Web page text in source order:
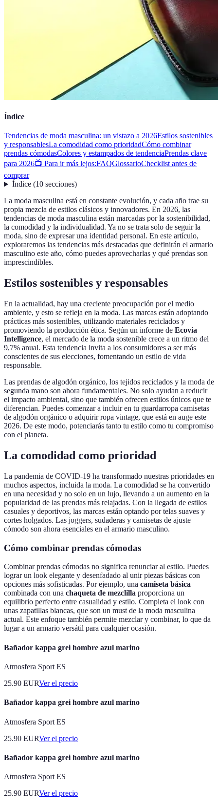
Índice
Tendencias de moda masculina: un vistazo a 2026Estilos sostenibles
y responsablesLa comodidad como prioridadCómo combinar
prendas cómodasColores y estampados de tendenciaPrendas clave
para 2026📺 Para ir más lejos:FAQGlossarioChecklist antes de
comprar
Índice(10 secciones)
La moda masculina está en constante evolución, y cada año trae su
propia mezcla de estilos clásicos y innovadores. En 2026, las
tendencias de moda masculina están marcadas por la sostenibilidad,
la comodidad y la individualidad. Ya no se trata solo de seguir la
moda, sino de expresar una identidad personal. En este artículo,
exploraremos las tendencias más destacadas que definirán el armario
masculino este año, cómo puedes aprovecharlas y qué prendas son
imprescindibles.
Estilos sostenibles y responsables
En la actualidad, hay una creciente preocupación por el medio
ambiente, y esto se refleja en la moda. Las marcas están adoptando
prácticas más sostenibles, utilizando materiales reciclados y
promoviendo la producción ética. Según un informe de Ecovia
Intelligence, el mercado de la moda sostenible crece a un ritmo del
9,7% anual. Esta tendencia invita a los consumidores a ser más
conscientes de sus elecciones, fomentando un estilo de vida
responsable.
Las prendas de algodón orgánico, los tejidos reciclados y la moda de
segunda mano son ahora fundamentales. No solo ayudan a reducir
el impacto ambiental, sino que también ofrecen estilos únicos que te
diferencian. Puedes comenzar a incluir en tu guardarropa camisetas
de algodón orgánico o adquirir ropa vintage, que está en auge este
2026. De este modo, potenciarás tanto tu estilo como tu compromiso
con el planeta.
La comodidad como prioridad
La pandemia de COVID-19 ha transformado nuestras prioridades en
muchos aspectos, incluida la moda. La comodidad se ha convertido
en una necesidad y no solo en un lujo, llevando a un aumento en la
popularidad de las prendas más relajadas. Con la llegada de estilos
casuales y deportivos, las marcas están optando por telas suaves y
cortes holgados. Las joggers, sudaderas y camisetas de ajuste
cómodo son ahora esenciales en el armario masculino.
Cómo combinar prendas cómodas
Combinar prendas cómodas no significa renunciar al estilo. Puedes
lograr un look elegante y desenfadado al unir piezas básicas con
opciones más sofisticadas. Por ejemplo, una camiseta básica
combinada con una chaqueta de mezclilla proporciona un
equilibrio perfecto entre casualidad y estilo. Completa el look con
unas zapatillas blancas, que son un must de la moda masculina
actual. Este enfoque también permite mezclar y combinar, lo que da
lugar a un armario versátil para cualquier ocasión.
Bañador kappa grei hombre azul marino
Atmosfera Sport ES
25.90 EURVer el precio
Bañador kappa grei hombre azul marino
Atmosfera Sport ES
25.90 EURVer el precio
Bañador kappa grei hombre azul marino
Atmosfera Sport ES
25.90 EURVer el precio